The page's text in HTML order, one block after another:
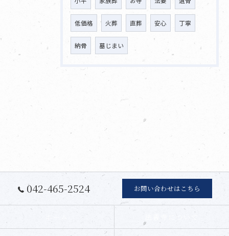
低価格 火葬 直葬 安心 丁寧
納骨 墓じまい
042-465-2524 お問い合わせはこちら